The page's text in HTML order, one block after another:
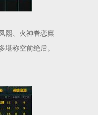
熙、火神眷恋糜
堪称空前绝后。